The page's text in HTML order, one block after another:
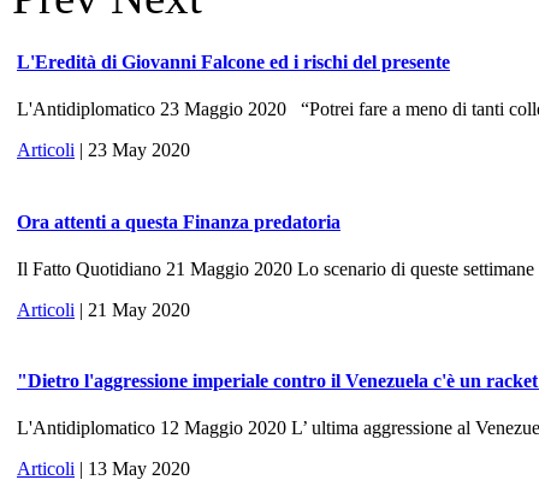
L'Eredità di Giovanni Falcone ed i rischi del presente
L'Antidiplomatico 23 Maggio 2020 “Potrei fare a meno di tanti
Articoli | 23 May 2020
Ora attenti a questa Finanza predatoria
Il Fatto Quotidiano 21 Maggio 2020 Lo scenario di queste
Articoli | 21 May 2020
"Dietro l'aggressione imperiale contro il Venezuela c'è un
L'Antidiplomatico 12 Maggio 2020 L’ ultima aggressione al
Articoli | 13 May 2020